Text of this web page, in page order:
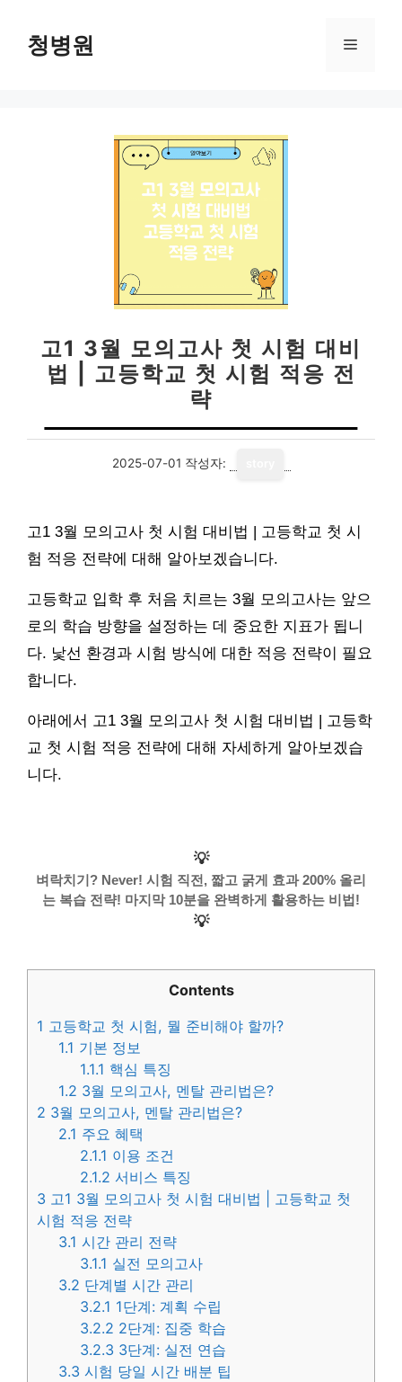
청병원 메
고1 3월 모의고사 첫 시험 대비
법 | 고등학교 첫 시험 적응 전
략
2025-07-01 작성자:
고1 3월 모의고사 첫 시험 대비법 | 고등학교 첫 시
험 적응 전략에 대해 알아보겠습니다.
고등학교 입학 후 처음 치르는 3월 모의고사는 앞으
로의 학습 방향을 설정하는 데 중요한 지표가 됩니
다. 낯선 환경과 시험 방식에 대한 적응 전략이 필요
합니다.
아래에서 고1 3월 모의고사 첫 시험 대비법 | 고등학
교 첫 시험 적응 전략에 대해 자세하게 알아보겠습
니다.
💡
벼락치기? Never! 시험 직전, 짧고 굵게 효과 200% 올리
는 복습 전략! 마지막 10분을 완벽하게 활용하는 비법!
💡
Contents
1 고등학교 첫 시험, 뭘 준비해야 할까?
1.1 기본 정보
1.1.1 핵심 특징
1.2 3월 모의고사, 멘탈 관리법은?
2 3월 모의고사, 멘탈 관리법은?
2.1 주요 혜택
2.1.1 이용 조건
2.1.2 서비스 특징
3 고1 3월 모의고사 첫 시험 대비법 | 고등학교 첫
시험 적응 전략
3.1 시간 관리 전략
3.1.1 실전 모의고사
3.2 단계별 시간 관리
3.2.1 1단계: 계획 수립
3.2.2 2단계: 집중 학습
3.2.3 3단계: 실전 연습
3.3 시험 당일 시간 배분 팁